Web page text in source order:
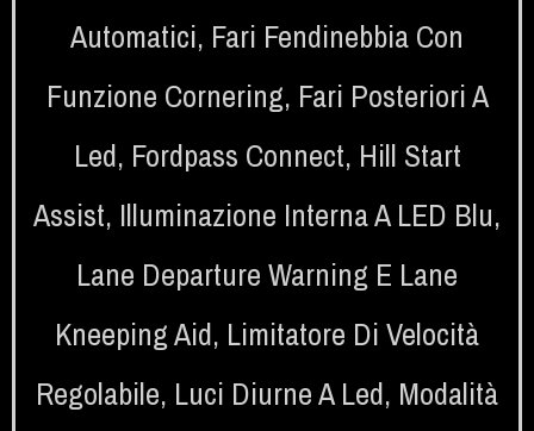
Automatici, Fari Fendinebbia Con
Funzione Cornering, Fari Posteriori A
Led, Fordpass Connect, Hill Start
Assist, Illuminazione Interna A LED Blu,
Lane Departure Warning E Lane
Kneeping Aid, Limitatore Di Velocità
Regolabile, Luci Diurne A Led, Modalità